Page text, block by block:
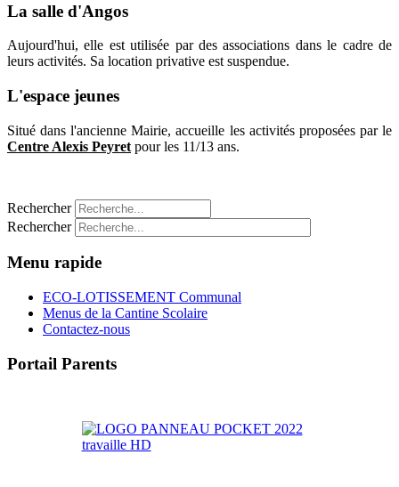
La salle d'Angos
Aujourd'hui, elle est utilisée par des associations dans le cadre de
leurs activités. Sa location privative est suspendue.
L'espace jeunes
Situé dans l'ancienne Mairie, accueille les activités proposées par le
Centre Alexis Peyret pour les 11/13 ans.
Rechercher
Rechercher
Menu rapide
ECO-LOTISSEMENT Communal
Menus de la Cantine Scolaire
Contactez-nous
Portail Parents